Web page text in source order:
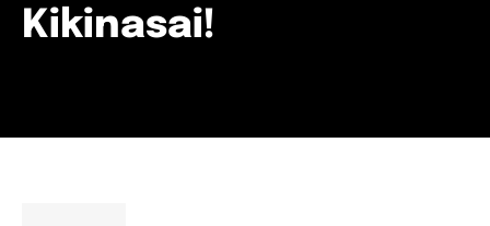
Kikinasai!